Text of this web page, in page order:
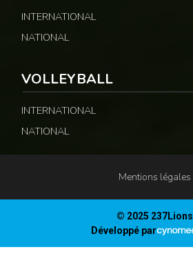
INTERNATIONAL
NATIONAL
VOLLEYBALL
INTERNATIONAL
NATIONAL
Mentions légales
© 2025 237Lions
Développé par